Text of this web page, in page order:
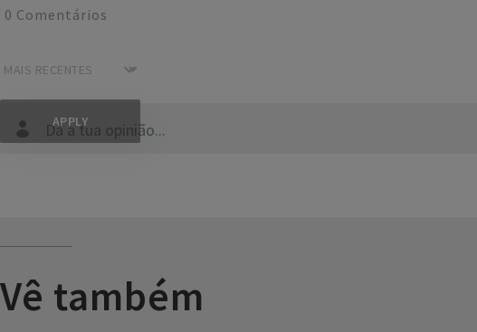
Dá a tua opinião...
0 Comentários
Vê também